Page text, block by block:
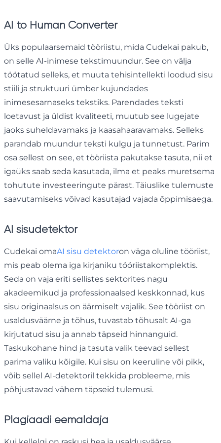
AI to Human Converter
Üks populaarsemaid tööriistu, mida Cudekai pakub,
on selle AI-inimese tekstimuundur. See on välja
töötatud selleks, et muuta tehisintellekti loodud sisu
stiili ja struktuuri ümber kujundades
inimesesarnaseks tekstiks. Parendades teksti
loetavust ja üldist kvaliteeti, muutub see lugejate
jaoks suheldavamaks ja kaasahaaravamaks. Selleks
parandab muundur teksti kulgu ja tunnetust. Parim
osa sellest on see, et tööriista pakutakse tasuta, nii et
igaüks saab seda kasutada, ilma et peaks muretsema
tohutute investeeringute pärast. Täiuslike tulemuste
saavutamiseks võivad kasutajad vajada õppimisaega.
AI sisudetektor
Cudekai omaAI sisu detektoron väga oluline tööriist,
mis peab olema iga kirjaniku tööriistakomplektis.
Seda on vaja eriti sellistes sektorites nagu
akadeemikud ja professionaalsed keskkonnad, kus
sisu originaalsus on äärmiselt vajalik. See tööriist on
usaldusväärne ja tõhus, tuvastab tõhusalt AI-ga
kirjutatud sisu ja annab täpseid hinnanguid.
Taskukohane hind ja tasuta valik teevad sellest
parima valiku kõigile. Kui sisu on keeruline või pikk,
võib sellel AI-detektoril tekkida probleeme, mis
põhjustavad vähem täpseid tulemusi.
Plagiaadi eemaldaja